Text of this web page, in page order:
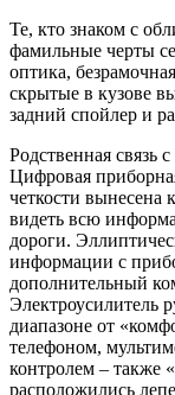
Те, кто знаком с
фамильные черты
оптика,
скрытые в кузове
задний спойлер и
Родственная связь
Цифровая
четкости вынесена
видеть всю
дороги.
информации с
дополнительный
Электроусилитель
диапазоне от
телефоном,
контролем – также
расположились